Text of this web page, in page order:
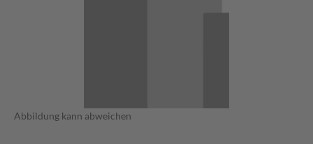
Abbildung kann abweichen